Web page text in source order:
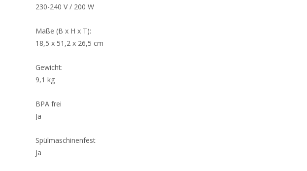
230-240 V / 200 W
Maße (B x H x T):
18,5 x 51,2 x 26,5 cm
Gewicht:
9,1 kg
BPA frei
Ja
Spülmaschinenfest
Ja